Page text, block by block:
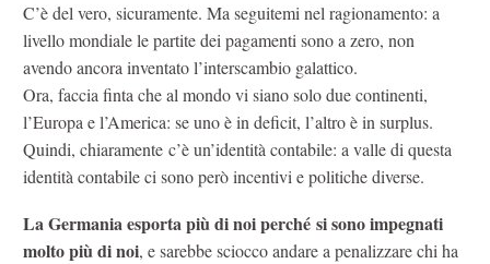
C’è del vero, sicuramente. Ma seguitemi nel ragionamento: a
livello mondiale le partite dei pagamenti sono a zero, non
avendo ancora inventato l’interscambio galattico.
Ora, faccia finta che al mondo vi siano solo due continenti,
l’Europa e l’America: se uno è in deficit, l’altro è in surplus.
Quindi, chiaramente c’è un’identità contabile: a valle di questa
identità contabile ci sono però incentivi e politiche diverse.
La Germania esporta più di noi perché si sono impegnati
molto più di noi, e sarebbe sciocco andare a penalizzare chi ha